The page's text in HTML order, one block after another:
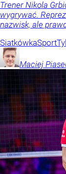
Trener Nikola
wygrywać.
nazwisk, ale
SiatkówkaSport
Maciej